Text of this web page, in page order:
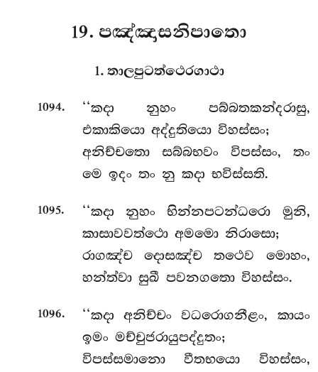
19. පඤ්ඤාසනිපාතො
1. තාලපුටත්ථෙරගාථා
1094. ‘‘කදානුහං පබ්බතකන්දරාසු,
එකාකියො අද්දුතියො විහස්සං;
අනිච්චතො සබ්බභවං විපස්සං, තං
මෙ ඉදං තං නු කදා භවිස්සති.
1095.
‘‘කදා නුහං භින්නපටන්ධරො මුනි,
කාසාවවත්ථො අමමො නිරාසො;
රාගඤ්ච දොසඤ්ච තථෙව මොහං,
හන්ත්වා සුඛී පවනගතො විහස්සං.
1096.
‘‘කදා අනිච්චං වධරොගනීළං, කායං
ඉමං මච්චුජරායුපද්දුතං;
විපස්සමානො වීතභයො විහස්සං,